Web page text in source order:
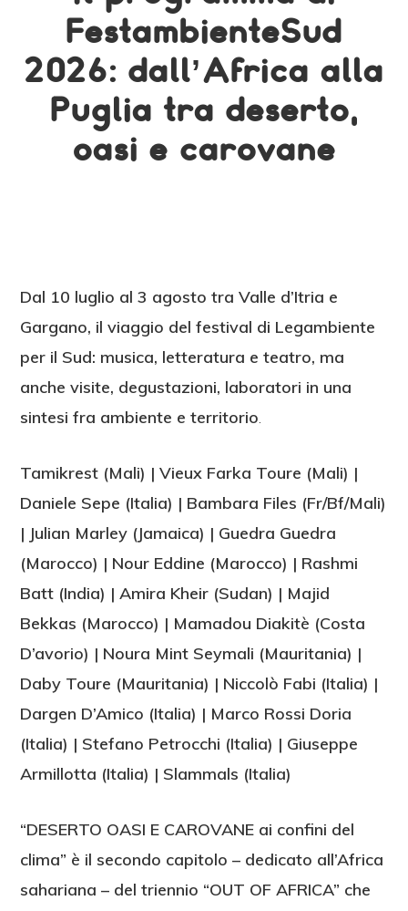
FestambienteSud
2026: dall’Africa alla
Puglia tra deserto,
oasi e carovane
Dal 10 luglio al 3 agosto tra Valle d’Itria e
Gargano, il viaggio del festival di Legambiente
per il Sud: musica, letteratura e teatro, ma
anche visite, degustazioni, laboratori in una
sintesi fra ambiente e territorio.
Tamikrest (Mali) | Vieux Farka Toure (Mali) |
Daniele Sepe (Italia) | Bambara Files (Fr/Bf/Mali)
| Julian Marley (Jamaica) | Guedra Guedra
(Marocco) | Nour Eddine (Marocco) | Rashmi
Batt (India) |Amira Kheir (Sudan) | Majid
Bekkas (Marocco) | Mamadou Diakitè (Costa
D’avorio) | Noura Mint Seymali (Mauritania) |
Daby Toure (Mauritania) | Niccolò Fabi (Italia) |
Dargen D’Amico (Italia) | Marco Rossi Doria
(Italia) | Stefano Petrocchi (Italia) | Giuseppe
Armillotta (Italia) | Slammals (Italia)
“DESERTO OASI E CAROVANE ai confini del
clima” è il secondo capitolo – dedicato all’Africa
sahariana – del triennio “OUT OF AFRICA” che